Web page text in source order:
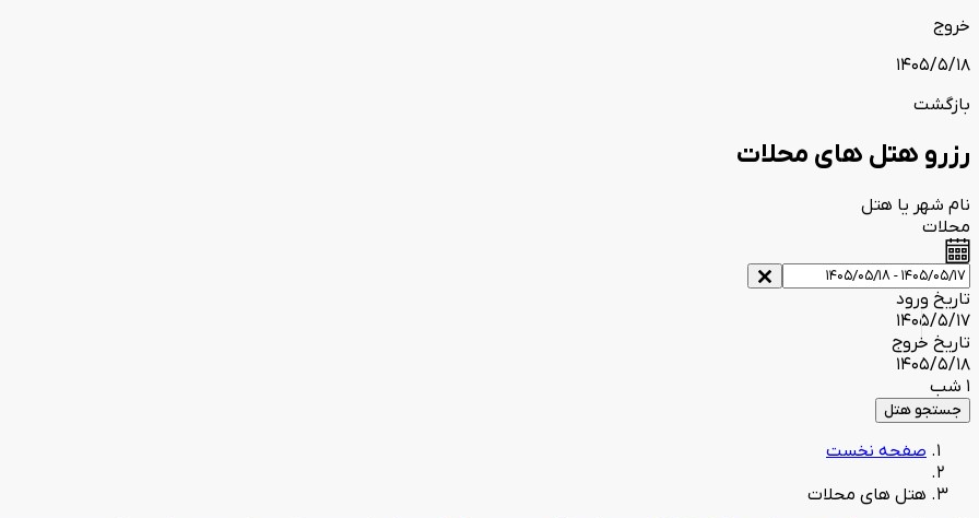
خروج
1405/5/18
بازگشت
رزرو هتل های محلات
نام شهر یا هتل
محلات
تاریخ ورود
1405/5/17
تاریخ خروج
1405/5/18
1 شب
جستجو هتل
صفحه نخست
هتل های محلات